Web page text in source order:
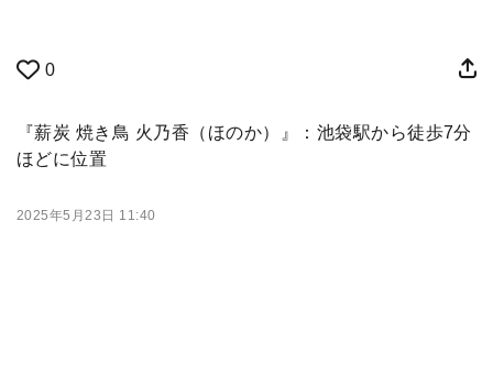
0
『薪炭 焼き鳥 火乃香（ほのか）』：池袋駅から徒歩7分
ほどに位置
2025年5月23日 11:40